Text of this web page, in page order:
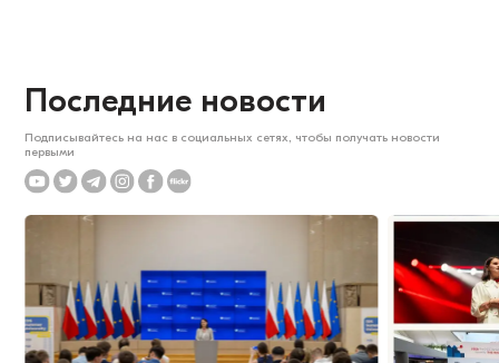
Последние новости
Подписывайтесь на нас в социальных сетях, чтобы получать новости
первыми